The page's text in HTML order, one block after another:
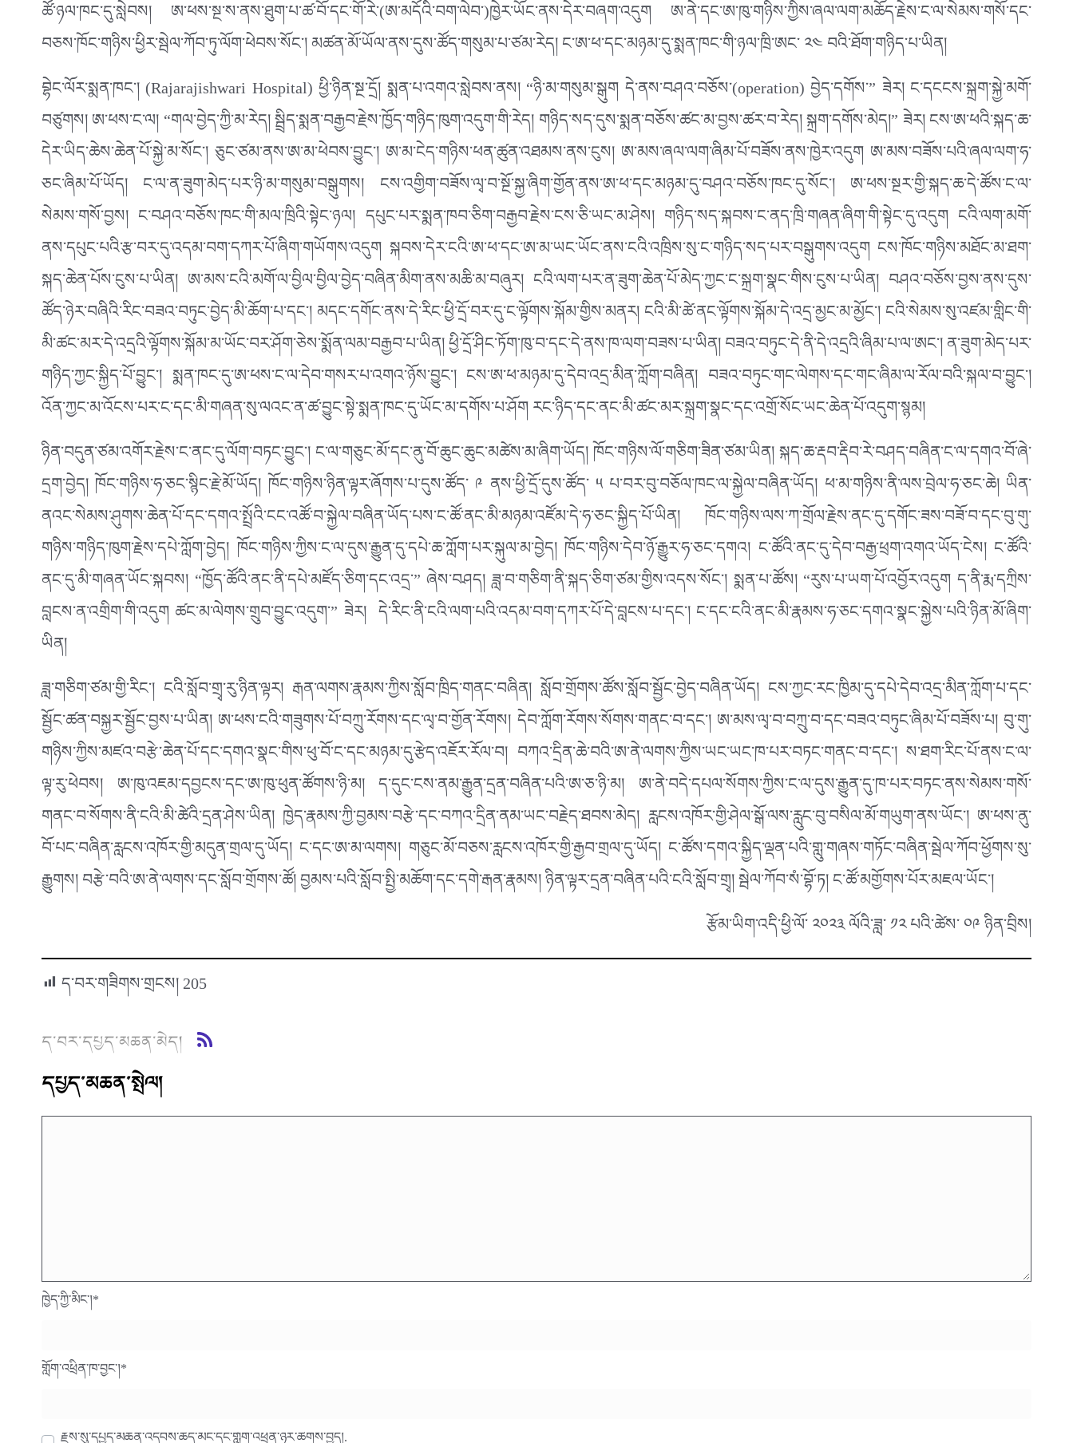
ཚོ་ཉལ་ཁང་དུ་སླེབས། ཨ་ཕས་སྔ་ས་ནས་ཐུག་པ་ཚ་བོ་དང་གོ་རེ་(ཨ་མདོའི་བག་ལེབ་)ཁྱེར་ཡོང་ནས་དེར་བཞག་འདུག ཨ་ནེ་དང་ཨ་ཁུ་གཉིས་ཀྱིས་ཞལ་ལག་མཆོད་རྗེས་ང་ལ་སེམས་གསོ་དང་
བཅས་ཁོང་གཉིས་ཕྱིར་སྦེལ་ཀོབ་ཏུ་ལོག་ཕེབས་སོང་། མཚན་མོ་ཡོལ་ནས་དུས་ཚོད་གསུམ་པ་ཙམ་རེད། ང་ཨ་ཕ་དང་མཉམ་དུ་སྨན་ཁང་གི་ཉལ་ཁྲི་ཨང་ ༢༤ བའི་ཐོག་གཉིད་པ་ཡིན།
བྷེང་ལོར་སྨན་ཁང་། (Rajarajishwari Hospital) ཕྱི་ཉིན་སྔ་དྲོ། སྨན་པ་འགའ་སླེབས་ནས། “ཉི་མ་གསུམ་སྒུག དེ་ནས་བཤའ་བཅོས་(operation) བྱེད་དགོས་” ཟེར། ང་དངངས་སྐྲག་སྐྱེ་མགོ་
བཙུགས། ཨ་ཕས་ང་ལ། “གལ་བྱེད་ཀྱི་མ་རེད། སྦྲིད་སྨན་བརྒྱབ་རྗེས་ཁྱོད་གཉིད་ཁུག་འདུག་གི་རེད། གཉིད་སད་དུས་སྨན་བཅོས་ཚང་མ་བྱས་ཚར་བ་རེད། སྐྲག་དགོས་མེད།” ཟེར། ངས་ཨ་ཕའི་སྐད་ཆ་
དེར་ཡིད་ཆེས་ཆེན་པོ་སྐྱེ་མ་སོང་། ཅུང་ཙམ་ནས་ཨ་མ་ཕེབས་བྱུང་། ཨ་མ་ངེད་གཉིས་ཕན་ཚུན་འཐམས་ནས་ངུས། ཨ་མས་ཞལ་ལག་ཞིམ་པོ་བཟོས་ནས་ཁྱེར་འདུག ཨ་མས་བཟོས་པའི་ཞལ་ལག་ཧ་
ཅང་ཞིམ་པོ་ཡོད། ང་ལ་ན་ཟུག་མེད་པར་ཉི་མ་གསུམ་བསྒུགས། ངས་འགྱིག་བཟོས་ལྭ་བ་སྔོ་སྐྱ་ཞིག་གྱོན་ནས་ཨ་ཕ་དང་མཉམ་དུ་བཤའ་བཅོས་ཁང་དུ་སོང་། ཨ་ཕས་སྔར་གྱི་སྐད་ཆ་དེ་ཚོས་ང་ལ་
སེམས་གསོ་བྱས། ང་བཤའ་བཅོས་ཁང་གི་མལ་ཁྲིའི་སྟེང་ཉལ། དཔུང་པར་སྨན་ཁབ་ཅིག་བརྒྱབ་རྗེས་ངས་ཅི་ཡང་མ་ཤེས། གཉིད་སད་སྐབས་ང་ནད་ཁྲི་གཞན་ཞིག་གི་སྟེང་དུ་འདུག ངའི་ལག་མགོ་
ནས་དཔུང་པའི་རྩ་བར་དུ་འདམ་བག་དཀར་པོ་ཞིག་གཡོགས་འདུག སྐབས་དེར་ངའི་ཨ་ཕ་དང་ཨ་མ་ཡང་ཡོང་ནས་ངའི་འཁྲིས་སུ་ང་གཉིད་སད་པར་བསྒུགས་འདུག ངས་ཁོང་གཉིས་མཐོང་མ་ཐག་
སྐད་ཆེན་པོས་ངུས་པ་ཡིན། ཨ་མས་ངའི་མགོ་ལ་བྱིལ་བྱིལ་བྱེད་བཞིན་མིག་ནས་མཆི་མ་བཞུར། ངའི་ལག་པར་ན་ཟུག་ཆེན་པོ་མེད་ཀྱང་ང་སྐྲག་སྣང་གིས་ངུས་པ་ཡིན། བཤའ་བཅོས་བྱས་ནས་དུས་
ཚོད་ཉེར་བཞིའི་རིང་བཟའ་བཏུང་བྱེད་མི་ཆོག་པ་དང་། མདང་དགོང་ནས་དེ་རིང་ཕྱི་དྲོ་བར་དུ་ང་ལྟོགས་སྐོམ་གྱིས་མནར། ངའི་མི་ཚེ་ནང་ལྟོགས་སྐོམ་དེ་འདྲ་མྱང་མ་མྱོང་། ངའི་སེམས་སུ་འཛམ་གླིང་གི་
མི་ཚང་མར་དེ་འདྲའི་ལྟོགས་སྐོམ་མ་ཡོང་བར་ཤོག་ཅེས་སྨོན་ལམ་བརྒྱབ་པ་ཡིན། ཕྱི་དྲོ་ཤིང་ཏོག་ཁུ་བ་དང་དེ་ནས་ཁ་ལག་བཟས་པ་ཡིན། བཟའ་བཏུང་དེ་ནི་དེ་འདྲའི་ཞིམ་པ་ལ་ཨང་། ན་ཟུག་མེད་པར་
གཉིད་ཀྱང་སྐྱིད་པོ་བྱུང་། སྨན་ཁང་དུ་ཨ་ཕས་ང་ལ་དེབ་གསར་པ་འགའ་ཉོས་བྱུང་། ངས་ཨ་ཕ་མཉམ་དུ་དེབ་འདྲ་མིན་ཀློག་བཞིན། བཟའ་བཏུང་གང་ལེགས་དང་གང་ཞིམ་ལ་རོལ་བའི་སྐལ་བ་བྱུང་།
འོན་ཀྱང་མ་འོངས་པར་ང་དང་མི་གཞན་སུ་ལའང་ན་ཚ་བྱུང་སྟེ་སྨན་ཁང་དུ་ཡོང་མ་དགོས་པ་ཤོག རང་ཉིད་དང་ནང་མི་ཚང་མར་སྐྲག་སྣང་དང་འགྲོ་སོང་ཡང་ཆེན་པོ་འདུག་སྙམ།
ཉིན་བདུན་ཙམ་འགོར་རྗེས་ང་ནང་དུ་ལོག་བཏང་བྱུང་། ང་ལ་གཅུང་མོ་དང་ནུ་བོ་ཆུང་ཆུང་མཚེས་མ་ཞིག་ཡོད། ཁོང་གཉིས་ལོ་གཅིག་ཟིན་ཙམ་ཡིན། སྐད་ཆ་རྡབ་རྡིབ་རེ་བཤད་བཞིན་ང་ལ་དགའ་བོ་ཞེ་
དྲག་བྱེད། ཁོང་གཉིས་ཧ་ཅང་སྙིང་རྗེ་མོ་ཡོད། ཁོང་གཉིས་ཉིན་ལྟར་ཞོགས་པ་དུས་ཚོད་ ༩ ནས་ཕྱི་དྲོ་དུས་ཚོད་ ༥ པ་བར་བུ་བཅོལ་ཁང་ལ་སྐྱེལ་བཞིན་ཡོད། ཕ་མ་གཉིས་ནི་ལས་བྲེལ་ཧ་ཅང་ཆེ། ཡིན་
ནའང་སེམས་ཤུགས་ཆེན་པོ་དང་དགའ་སྤྲོའི་ངང་འཚོ་བ་སྐྱེལ་བཞིན་ཡོད་པས་ང་ཚོ་ནང་མི་མཉམ་འཛོམ་དེ་ཧ་ཅང་སྐྱིད་པོ་ཡིན། ཁོང་གཉིས་ལས་ཀ་གྲོལ་རྗེས་ནང་དུ་དགོང་ཟས་བཟོ་བ་དང་བུ་གུ་
གཉིས་གཉིད་ཁུག་རྗེས་དཔེ་ཀློག་བྱེད། ཁོང་གཉིས་ཀྱིས་ང་ལ་དུས་རྒྱུན་དུ་དཔེ་ཆ་ཀློག་པར་སྐུལ་མ་བྱེད། ཁོང་གཉིས་དེབ་ཉོ་རྒྱུར་ཧ་ཅང་དགའ། ང་ཚོའི་ནང་དུ་དེབ་བརྒྱ་ཕྲག་འགའ་ཡོད་ངེས། ང་ཚོའི་
ནང་དུ་མི་གཞན་ཡོང་སྐབས། “ཁྱོད་ཚོའི་ནང་ནི་དཔེ་མཛོད་ཅིག་དང་འདྲ་” ཞེས་བཤད། ཟླ་བ་གཅིག་ནི་སྐད་ཅིག་ཙམ་གྱིས་འདས་སོང་། སྨན་པ་ཚོས། “རུས་པ་ཡག་པོ་འབྱོར་འདུག ད་ནི་རྨ་དཀྲིས་
བླངས་ན་འགྲིག་གི་འདུག ཚང་མ་ལེགས་གྲུབ་བྱུང་འདུག་” ཟེར། དེ་རིང་ནི་ངའི་ལག་པའི་འདམ་བག་དཀར་པོ་དེ་བླངས་པ་དང་། ང་དང་ངའི་ནང་མི་རྣམས་ཧ་ཅང་དགའ་སྣང་སྐྱེས་པའི་ཉིན་མོ་ཞིག་
ཡིན།
ཟླ་གཅིག་ཙམ་གྱི་རིང་། ངའི་སློབ་གྲྭ་རུ་ཉིན་ལྟར། རྒན་ལགས་རྣམས་ཀྱིས་སློབ་ཁྲིད་གནང་བཞིན། སློབ་གྲོགས་ཚོས་སློབ་སྦྱོང་བྱེད་བཞིན་ཡོད། ངས་ཀྱང་རང་ཁྱིམ་དུ་དཔེ་དེབ་འདྲ་མིན་ཀློག་པ་དང་
སྦྱོང་ཚན་བསྐྱར་སྦྱོང་བྱས་པ་ཡིན། ཨ་ཕས་ངའི་གཟུགས་པོ་བཀྲུ་རོགས་དང་ལྭ་བ་གྱོན་རོགས། དེབ་ཀློག་རོགས་སོགས་གནང་བ་དང་། ཨ་མས་ལྭ་བ་བཀྲུ་བ་དང་བཟའ་བཏུང་ཞིམ་པོ་བཟོས་པ། བུ་གུ་
གཉིས་ཀྱིས་མཛའ་བརྩེ་ཆེན་པོ་དང་དགའ་སྣང་གིས་ཕུ་བོ་ང་དང་མཉམ་དུ་རྩེད་འཇོར་རོལ་བ། བཀའ་དྲིན་ཆེ་བའི་ཨ་ནེ་ལགས་ཀྱིས་ཡང་ཡང་ཁ་པར་བཏང་གནང་བ་དང་། ས་ཐག་རིང་པོ་ནས་ང་ལ་
ལྟ་རུ་ཕེབས། ཨ་ཁུ་འཇམ་དབྱངས་དང་ཨ་ཁུ་ཕུན་ཚོགས་ཉི་མ། ད་དུང་ངས་ནམ་རྒྱུན་དྲན་བཞིན་པའི་ཨ་ཅ་ཉི་མ། ཨ་ནེ་བདེ་དཔལ་སོགས་ཀྱིས་ང་ལ་དུས་རྒྱུན་དུ་ཁ་པར་བཏང་ནས་སེམས་གསོ་
གནང་བ་སོགས་ནི་ངའི་མི་ཚེའི་དྲན་ཤེས་ཡིན། ཁྱེད་རྣམས་ཀྱི་བྱམས་བརྩེ་དང་བཀའ་དྲིན་ནམ་ཡང་བརྗེད་ཐབས་མེད། རླངས་འཁོར་གྱི་ཤེལ་སྒོ་ལས་རླུང་བུ་བསིལ་མོ་གཡུག་ནས་ཡོང་། ཨ་ཕས་ནུ་
བོ་པང་བཞིན་རླངས་འཁོར་གྱི་མདུན་གྲལ་དུ་ཡོད། ང་དང་ཨ་མ་ལགས། གཅུང་མོ་བཅས་རླངས་འཁོར་གྱི་རྒྱབ་གྲལ་དུ་ཡོད། ང་ཚོས་དགའ་སྐྱིད་ལྡན་པའི་གླུ་གཞས་གཏོང་བཞིན་སྦེལ་ཀོབ་ཕྱོགས་སུ་
རྒྱུགས། བརྩེ་བའི་ཨ་ནེ་ལགས་དང་སློབ་གྲོགས་ཚོ། བྱམས་པའི་སློབ་སྤྱི་མཆོག་དང་དགེ་རྒན་རྣམས། ཉིན་ལྟར་དྲན་བཞིན་པའི་ངའི་སློབ་གྲྭ། སྦེལ་ཀོབ་སཾ་བྷོ་ཏ། ང་ཚོ་མགྱོགས་པོར་མཇལ་ཡོང་།
རྩོམ་ཡིག་འདི་ཕྱི་ལོ་ ༢༠༢༣ ལོའི་ཟླ་ ༡༢ པའི་ཚེས་ ༠༩ ཉིན་བྲིས།
ད་བར་གཟིགས་གྲངས།205
ད་བར་དཔྱད་མཆན་མེད།
དཔྱད་མཆན་སྤེལ།
ཁྱེད་ཀྱི་མིང་།*
གློག་འཕྲིན་ཁ་བྱང་།*